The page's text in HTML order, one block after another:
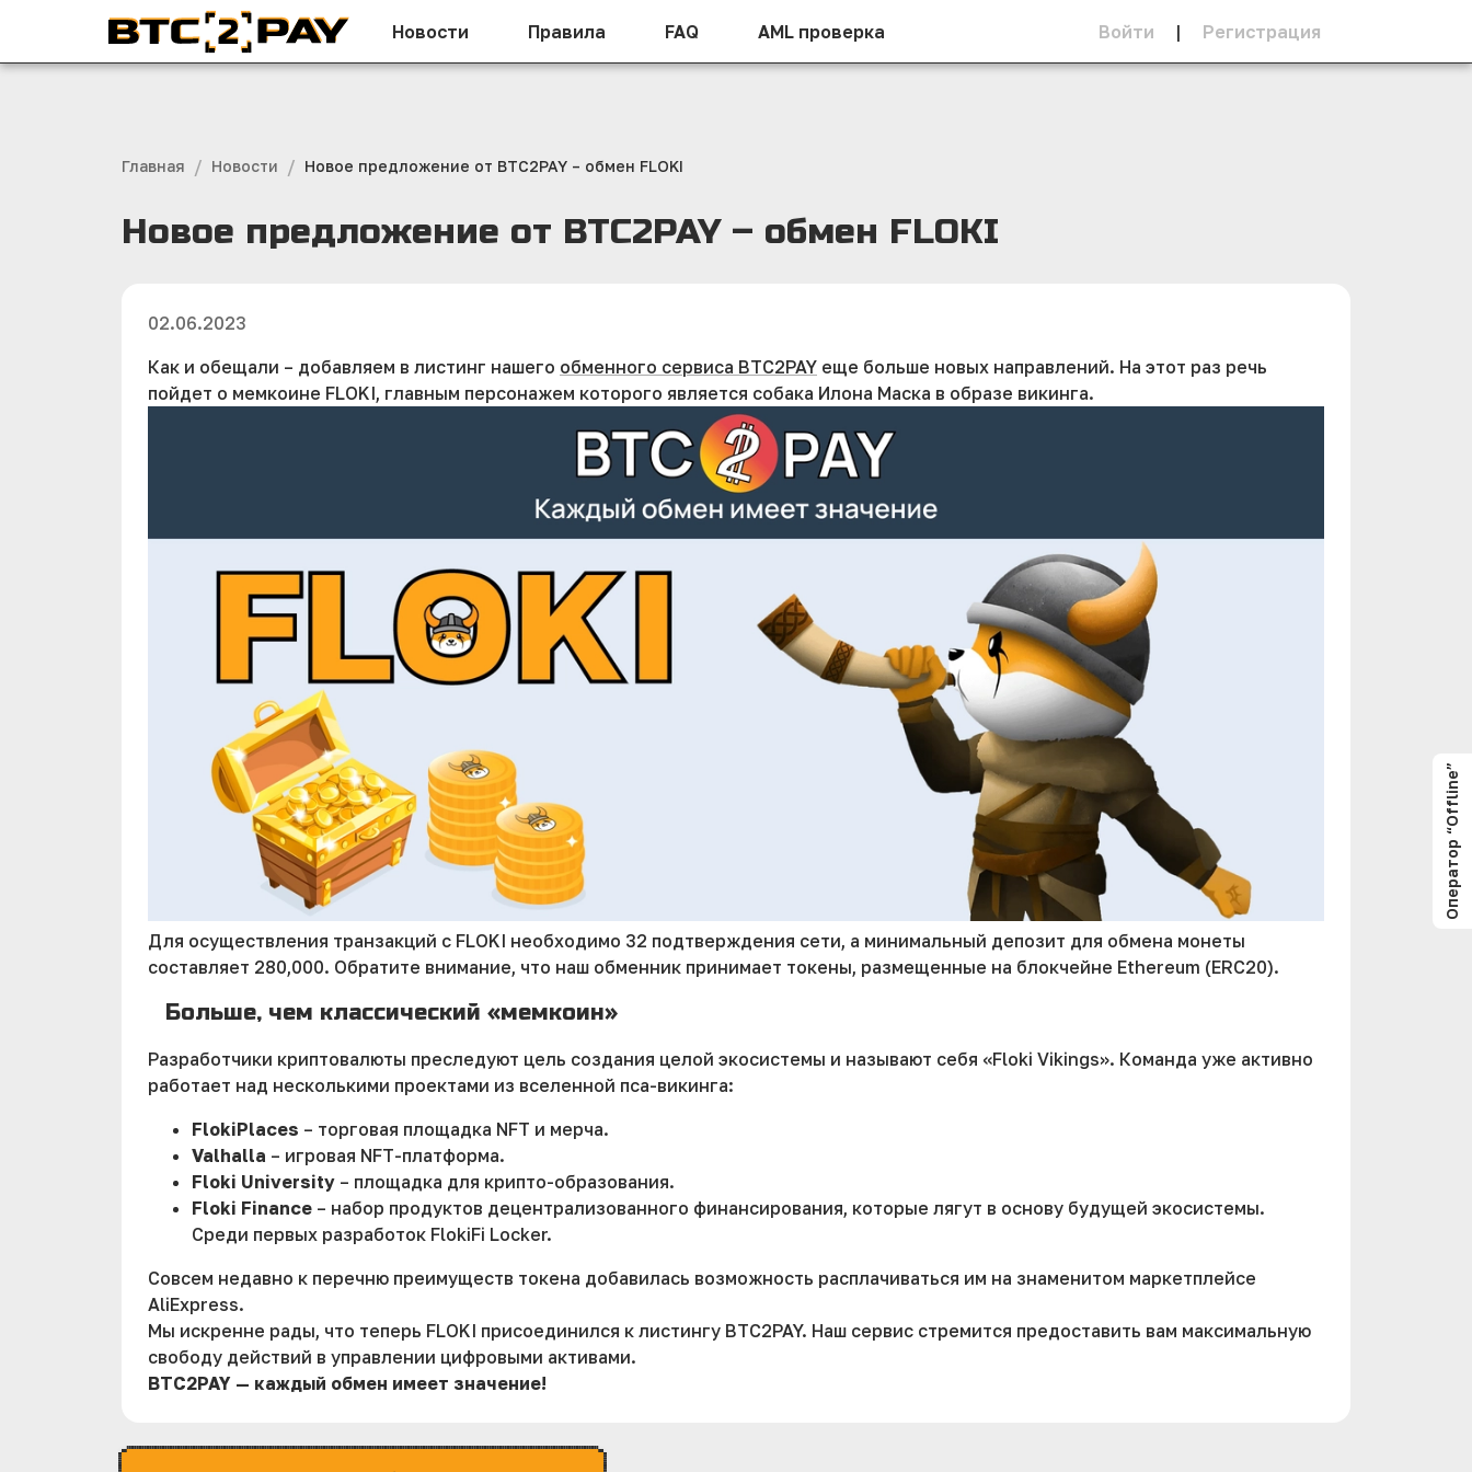
Новости Правила FAQ AML проверка Войти | Регистрация
Главная / Новости / Новое предложение от BTC2PAY – обмен FLOKI
Новое предложение от BTC2PAY – обмен FLOKI
02.06.2023
Как и обещали – добавляем в листинг нашего обменного сервиса BTC2PAY еще больше новых направлений. На этот раз речь
пойдет о мемкоине FLOKI, главным персонажем которого является собака Илона Маска в образе викинга.
Для осуществления транзакций с FLOKI необходимо 32 подтверждения сети, а минимальный депозит для обмена монеты
составляет 280,000. Обратите внимание, что наш обменник принимает токены, размещенные на блокчейне Ethereum (ERC20).
Больше, чем классический «мемкоин»
Разработчики криптовалюты преследуют цель создания целой экосистемы и называют себя «Floki Vikings». Команда уже активно
работает над несколькими проектами из вселенной пса-викинга:
FlokiPlaces – торговая площадка NFT и мерча.
Valhalla – игровая NFT-платформа.
Floki University – площадка для крипто-образования.
Floki Finance – набор продуктов децентрализованного финансирования, которые лягут в основу будущей экосистемы.
Среди первых разработок FlokiFi Locker.
Совсем недавно к перечню преимуществ токена добавилась возможность расплачиваться им на знаменитом маркетплейсе
AliExpress.
Мы искренне рады, что теперь FLOKI присоединился к листингу BTC2PAY. Наш сервис стремится предоставить вам максимальную
свободу действий в управлении цифровыми активами.
BTC2PAY — каждый обмен имеет значение!
Оператор “Offline”